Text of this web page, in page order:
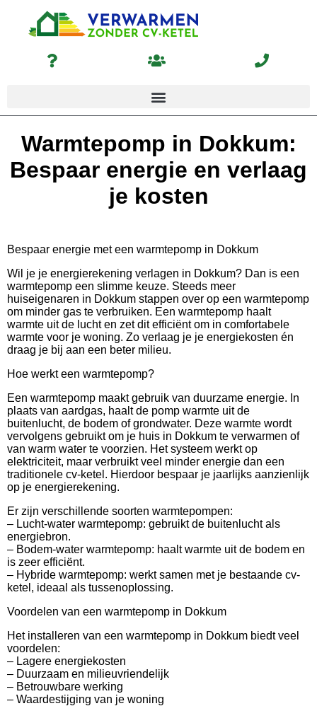
Warmtepomp in Dokkum:
Bespaar energie en verlaag
je kosten
Bespaar energie met een warmtepomp in Dokkum
Wil je je energierekening verlagen in Dokkum? Dan is een
warmtepomp een slimme keuze. Steeds meer
huiseigenaren in Dokkum stappen over op een warmtepomp
om minder gas te verbruiken. Een warmtepomp haalt
warmte uit de lucht en zet dit efficiënt om in comfortabele
warmte voor je woning. Zo verlaag je je energiekosten én
draag je bij aan een beter milieu.
Hoe werkt een warmtepomp?
Een warmtepomp maakt gebruik van duurzame energie. In
plaats van aardgas, haalt de pomp warmte uit de
buitenlucht, de bodem of grondwater. Deze warmte wordt
vervolgens gebruikt om je huis in Dokkum te verwarmen of
van warm water te voorzien. Het systeem werkt op
elektriciteit, maar verbruikt veel minder energie dan een
traditionele cv-ketel. Hierdoor bespaar je jaarlijks aanzienlijk
op je energierekening.
Er zijn verschillende soorten warmtepompen:
– Lucht-water warmtepomp: gebruikt de buitenlucht als
energiebron.
– Bodem-water warmtepomp: haalt warmte uit de bodem en
is zeer efficiënt.
– Hybride warmtepomp: werkt samen met je bestaande cv-
ketel, ideaal als tussenoplossing.
Voordelen van een warmtepomp in Dokkum
Het installeren van een warmtepomp in Dokkum biedt veel
voordelen:
– Lagere energiekosten
– Duurzaam en milieuvriendelijk
– Betrouwbare werking
– Waardestijging van je woning